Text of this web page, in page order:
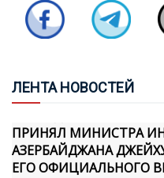
ЛЕНТА НОВОСТЕЙ
БАЙРАМОВ И
МЕЖДУ
ПРЕЗИДЕНТ УКРАИНЫ
АЗЕРБАЙДЖАНА
ЕГО ОФИЦИАЛЬНОГО